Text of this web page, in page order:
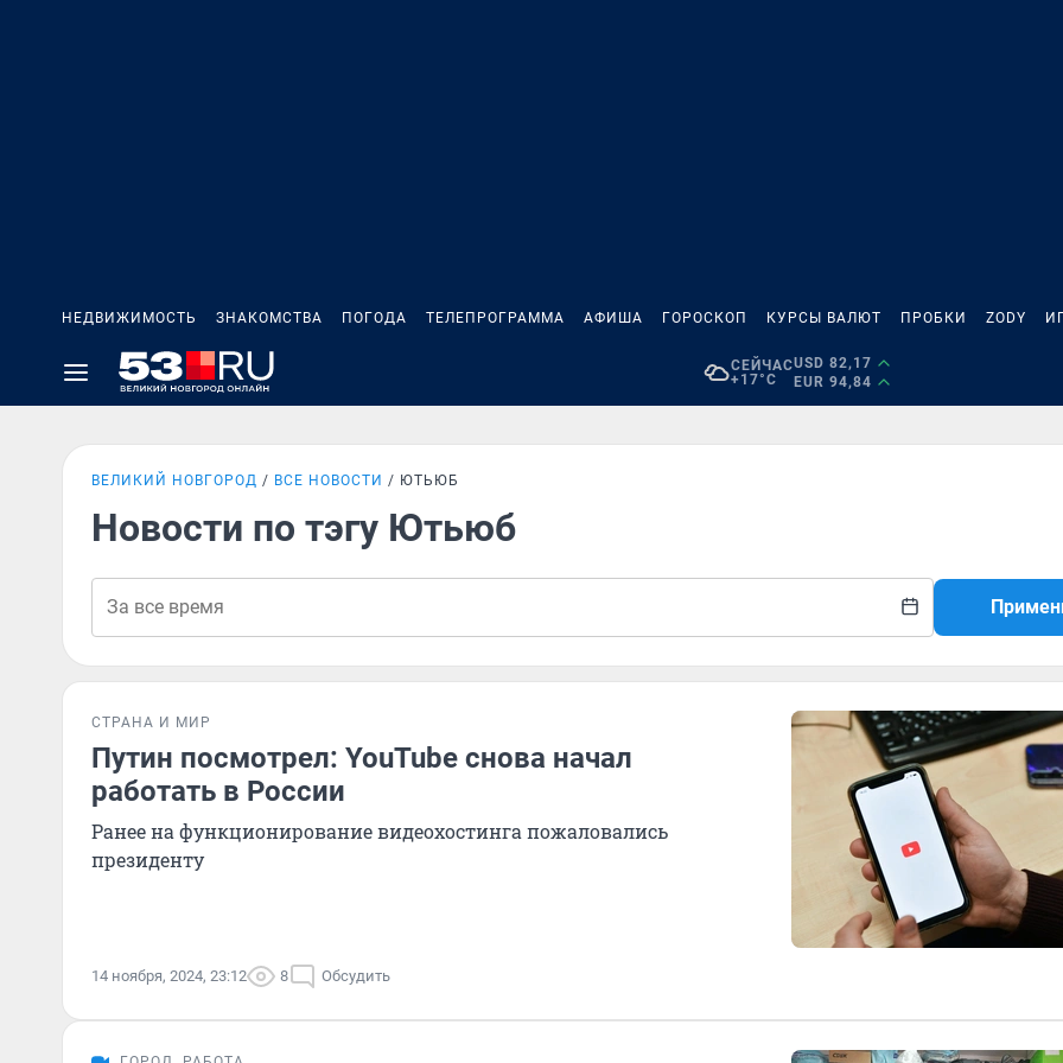
НЕДВИЖИМОСТЬ ЗНАКОМСТВА ПОГОДА ТЕЛЕПРОГРАММА АФИША ГОРОСКОП КУРСЫ ВАЛЮТ ПРОБКИ ZODY
СЕЙЧАС
+17°C
USD 82,17
EUR 94,84
ВЕЛИКИЙ НОВГОРОД ВСЕ НОВОСТИ ЮТЬЮБ
Новости по тэгу Ютьюб
СТРАНА И МИР
Путин посмотрел: YouTube снова начал
работать в России
Ранее на функционирование видеохостинга пожаловались
президенту
14 ноября, 2024, 23:12 8 Обсудить